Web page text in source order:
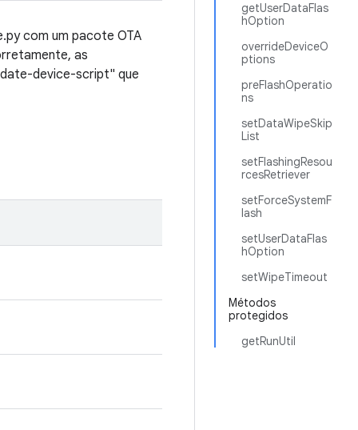
getUserDataFlas
hOption
overrideDeviceO
ptions
preFlashOperatio
ns
setDataWipeSkip
List
setFlashingResou
rcesRetriever
setForceSystemF
lash
setUserDataFlas
hOption
setWipeTimeout
Métodos
protegidos
getRunUtil
com um pacote OTA
as
device-script" que